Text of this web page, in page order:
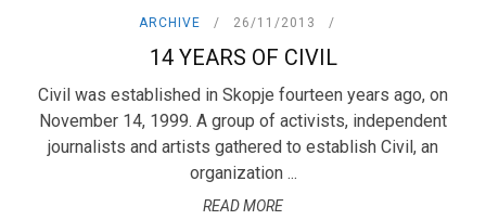
ARCHIVE 26/11/2013
14 YEARS OF CIVIL
Civil was established in Skopje fourteen years ago, on
November 14, 1999. A group of activists, independent
journalists and artists gathered to establish Civil, an
organization ...
READ MORE